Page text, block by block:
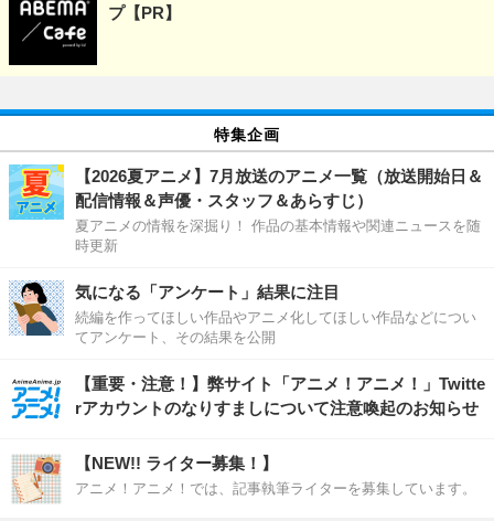
プ【PR】
特集企画
【2026夏アニメ】7月放送のアニメ一覧（放送開始日＆
配信情報＆声優・スタッフ＆あらすじ）
夏アニメの情報を深掘り！ 作品の基本情報や関連ニュースを随
時更新
気になる「アンケート」結果に注目
続編を作ってほしい作品やアニメ化してほしい作品などについ
てアンケート、その結果を公開
【重要・注意！】弊サイト「アニメ！アニメ！」Twitte
rアカウントのなりすましについて注意喚起のお知らせ
【NEW!! ライター募集！】
アニメ！アニメ！では、記事執筆ライターを募集しています。